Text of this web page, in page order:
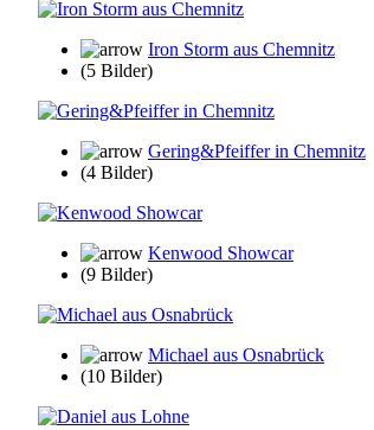
Iron Storm aus Chemnitz
(5 Bilder)
Gering&Pfeiffer in Chemnitz
(4 Bilder)
Kenwood Showcar
(9 Bilder)
Michael aus Osnabrück
(10 Bilder)